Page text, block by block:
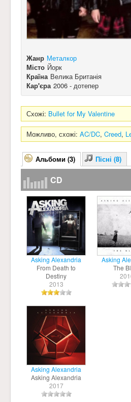
Жанр Металкор
Місто Йорк
Країна Велика Британія
Кар'єра 2006 - дотепер
Схожі: Bullet for My Valentine
Можливо, схожі: AC/DC, Creed,
Альбоми (3) Пісні (8)
CD
Asking Alexandria
From Death to
Destiny
2013
Asking
The
Asking Alexandria
Asking Alexandria
2017